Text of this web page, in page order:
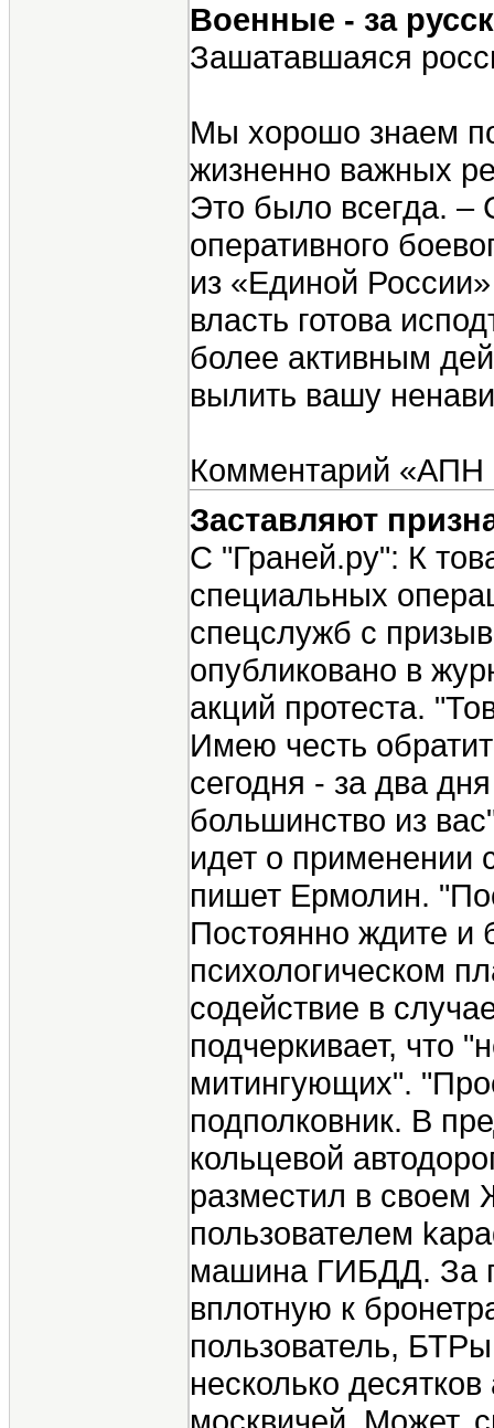
Военные - за
Зашатавшаяся
Мы хорошо знаем
жизненно важных
Это было всегда. –
оперативного
из «Единой
власть готова
более активным
вылить вашу
Комментарий «АПН
Заставляют
С "Граней.ру": К
специальных
спецслужб с
опубликовано в
акций протеста.
Имею честь
сегодня - за два
большинство из
идет о применении
пишет Ермолин.
Постоянно ждите и
психологическом
содействие в
подчеркивает, что
митингующих".
подполковник. В
кольцевой
разместил в своем
пользователем
машина ГИБДД. За
вплотную к
пользователь,
несколько